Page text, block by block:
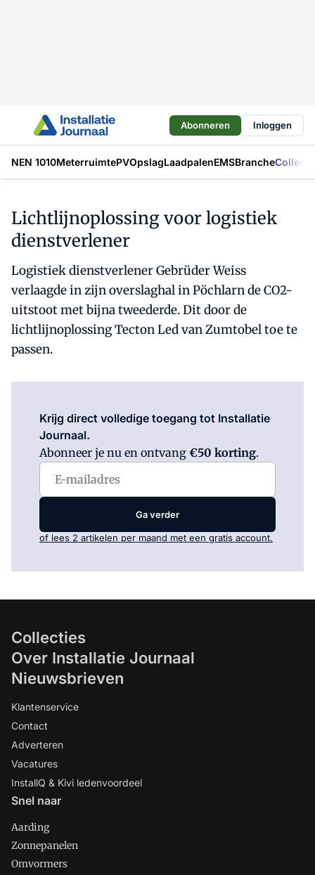
Abonneren Inloggen
NEN 1010MeterruimtePVOpslagLaadpalenEMSBranche
Lichtlijnoplossing voor logistiek
dienstverlener
Logistiek dienstverlener Gebrüder Weiss
verlaagde in zijn overslaghal in Pöchlarn de CO2-
uitstoot met bijna tweederde. Dit door de
lichtlijnoplossing Tecton Led van Zumtobel toe te
passen.
Krijg direct volledige toegang tot Installatie
Journaal.
Abonneer je nu en ontvang €50 korting.
Ga verder
of lees 2 artikelen per maand met een gratis account.
Collecties
Over Installatie Journaal
Nieuwsbrieven
Klantenservice
Contact
Adverteren
Vacatures
InstallQ & Kivi ledenvoordeel
Snel naar
Aarding
Zonnepanelen
Omvormers